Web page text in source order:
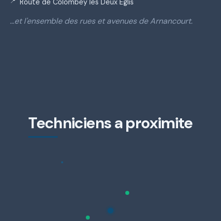
Route de Colombey les Deux Eglis
…et l'ensemble des rues et avenues de Arnancourt.
Techniciens a proximite